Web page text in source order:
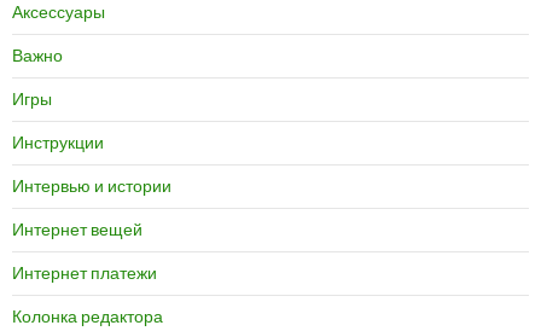
Аксессуары
Важно
Игры
Инструкции
Интервью и истории
Интернет вещей
Интернет платежи
Колонка редактора